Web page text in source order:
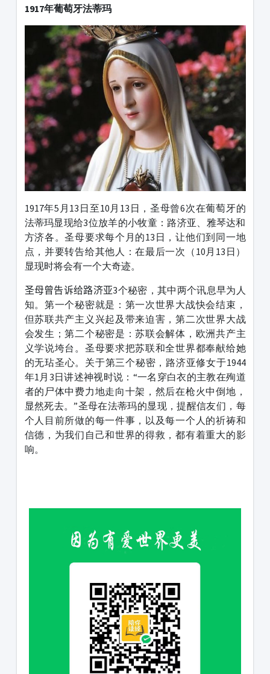
1917年葡萄牙法蒂玛
1917年5月13日至10月13日，圣母曾6次在葡萄牙的
法蒂玛显现给3位放羊的小牧童：路济亚、雅琴达和
方济各。圣母要求每个月的13日，让他们到同一地
点，并要转告给其他人：在最后一次（10月13日）
显现时将会有一个大奇迹。
圣母曾告诉给路济亚3个秘密，其中两个讯息早为人
知。第一个秘密就是：第一次世界大战快会结束，
但苏联共产主义兴起及带来迫害，第二次世界大战
会发生；第二个秘密是：苏联会解体，欧洲共产主
义学说垮台。圣母要求把苏联和全世界都奉献给她
的无玷圣心。关于第三个秘密，路济亚修女于1944
年1月3日讲述神视时说：“一名穿白衣的主教在殉道
者的尸体中费力地走向十架，然后在枪火中倒地，
显然死去。”圣母在法蒂玛的显现，提醒信友们，每
个人目前所做的每一件事，以及每一个人的祈祷和
信德，为我们自己和世界的得救，都有着重大的影
响。